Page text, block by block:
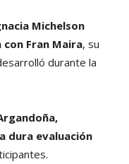
Michelson
Fran Maira, su
durante la
dura evaluación